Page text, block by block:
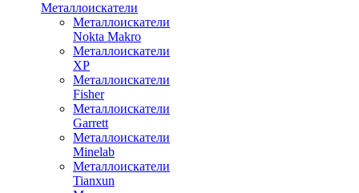
Металлоискатели
Металлоискатели
Nokta Makro
Металлоискатели
XP
Металлоискатели
Fisher
Металлоискатели
Garrett
Металлоискатели
Minelab
Металлоискатели
Tianxun